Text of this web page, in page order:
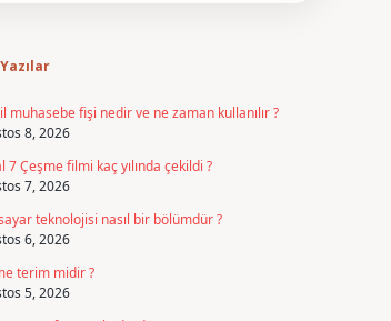
muhasebe fişi nedir ve ne zaman kullanılır ?
8, 2026
7 Çeşme filmi kaç yılında çekildi ?
7, 2026
teknolojisi nasıl bir bölümdür ?
6, 2026
terim midir ?
5, 2026